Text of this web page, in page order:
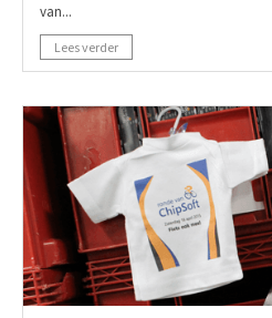
van...
Lees verder